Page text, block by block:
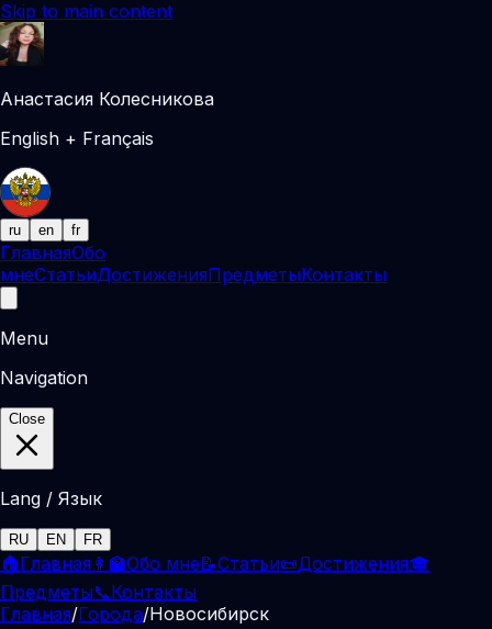
Skip to main content
Анастасия Колесникова
English + Français
ru en fr
ГлавнаяОбо
мнеСтатьиДостиженияПредметыКонтакты
Menu
Navigation
Close
Lang / Язык
RU EN FR
🏠Главная 👩‍🏫Обо мне📝Статьи📜Достижения🎓
Предметы📞Контакты
Главная/Города/Новосибирск